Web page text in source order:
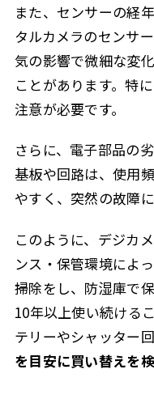
また、センサーの経
タルカメラのセンサ
気の影響で微細な変
ことがあります。特
注意が必要です。
さらに、電子部品の
基板や回路は、使用
やすく、突然の故障
このように、デジカ
ンス・保管環境によ
掃除をし、防湿庫で
10年以上使い続ける
テリーやシャッター
を目安に買い替えを